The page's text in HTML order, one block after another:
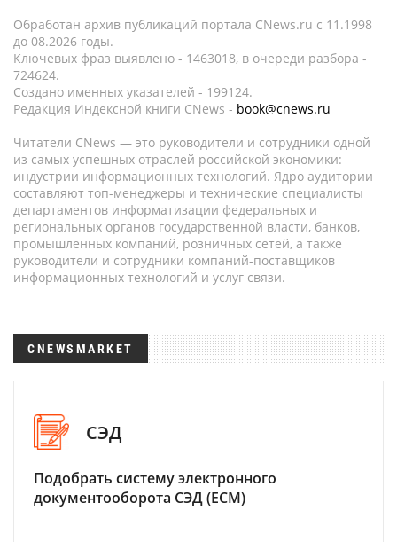
Обработан архив публикаций портала CNews.ru c 11.1998
до 08.2026 годы.
Ключевых фраз выявлено - 1463018, в очереди разбора -
724624.
Создано именных указателей - 199124.
Редакция Индексной книги CNews - book@cnews.ru
Читатели CNews — это руководители и сотрудники одной
из самых успешных отраслей российской экономики:
индустрии информационных технологий. Ядро аудитории
составляют топ-менеджеры и технические специалисты
департаментов информатизации федеральных и
региональных органов государственной власти, банков,
промышленных компаний, розничных сетей, а также
руководители и сотрудники компаний-поставщиков
информационных технологий и услуг связи.
CNEWSMARKET
СЭД
Подобрать систему электронного
документооборота СЭД (ECM)